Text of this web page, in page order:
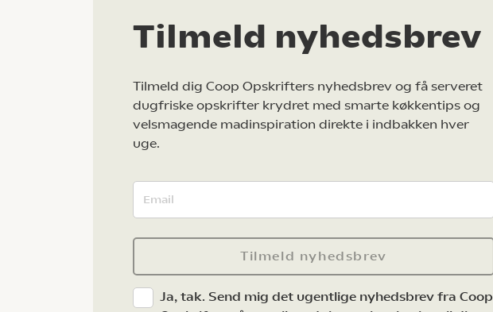
Tilmeld nyhedsbrev
Tilmeld dig Coop Opskrifters nyhedsbrev og få serveret
dugfriske opskrifter krydret med smarte køkkentips og
velsmagende madinspiration direkte i indbakken hver
uge.
Tilmeld nyhedsbrev
Ja, tak. Send mig det ugentlige nyhedsbrev fra Coop